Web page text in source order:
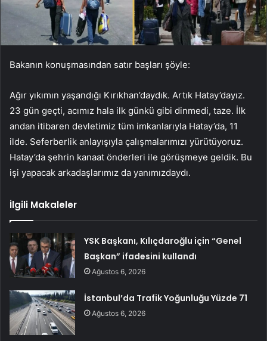
Bakanın konuşmasından satır başları şöyle:
Ağır yıkımın yaşandığı Kırıkhan’daydık. Artık Hatay’dayız.
23 gün geçti, acımız hala ilk günkü gibi dinmedi, taze. İlk
andan itibaren devletimiz tüm imkanlarıyla Hatay’da, 11
ilde. Seferberlik anlayışıyla çalışmalarımızı yürütüyoruz.
Hatay’da şehrin kanaat önderleri ile görüşmeye geldik. Bu
işi yapacak arkadaşlarımız da yanımızdaydı.
İlgili Makaleler
YSK Başkanı, Kılıçdaroğlu için “Genel
Başkan” ifadesini kullandı
Ağustos 6, 2026
İstanbul’da Trafik Yoğunluğu Yüzde 71
Ağustos 6, 2026